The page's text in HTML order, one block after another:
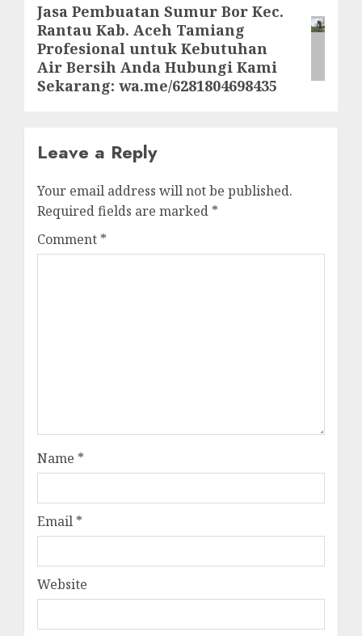
Next
post:
Jasa Pembuatan Sumur Bor Kec.
Rantau Kab. Aceh Tamiang
Profesional untuk Kebutuhan
Air Bersih Anda Hubungi Kami
Sekarang: wa.me/6281804698435
Leave a Reply
Your email address will not be published.
Required fields are marked *
Comment *
Name *
Email *
Website